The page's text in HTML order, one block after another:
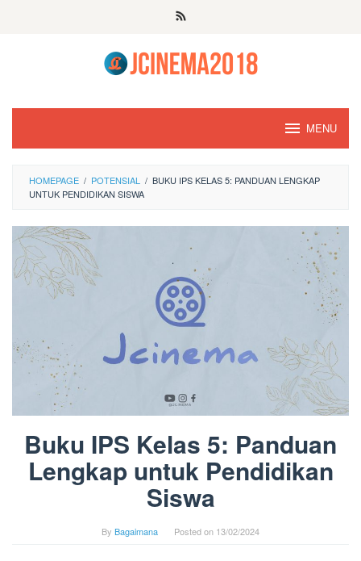
MENU
HOMEPAGE / POTENSIAL / BUKU IPS KELAS 5: PANDUAN LENGKAP
UNTUK PENDIDIKAN SISWA
Buku IPS Kelas 5: Panduan
Lengkap untuk Pendidikan
Siswa
By Bagaimana Posted on 13/02/2024